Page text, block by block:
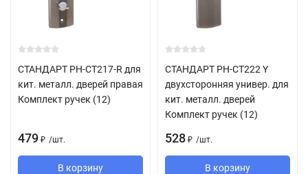
СТАНДАРТ РН-СТ217-R для
кит. металл. дверей правая
Комплект ручек (12)
479 ₽ /шт.
В корзину
СТАНДАРТ РН-СТ222 Y
двухсторонняя универ. для
кит. металл. дверей
Комплект ручек (12)
528 ₽ /шт.
В корзину